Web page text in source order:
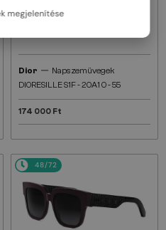
Dior — Napszemüvegek
DIORESILLE S1F - 20A1 O - 55
174 000 Ft
48/72
megjelenítése